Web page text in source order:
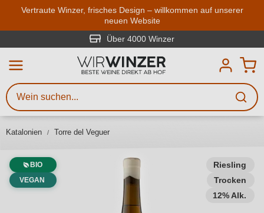
Zum Hauptinhalt springen
Vertraute Winzer, frisches Design – willkommen auf unserer
neuen Website
Über 4000 Winzer
Katalonien Torre del Veguer
Riesling
Trocken
12% Alk.
BIO
VEGAN
Weinsuche
Mindestens 3 Zeichen eingeben
Beschreiben Sie, welchen Wein
Sie suchen – ob nach Geschmack,
Region, Winzer oder anderen